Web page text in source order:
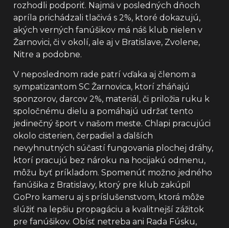
rozhodli podporiť. Najmä v posledných dňoch
apríla prichádzali tlačivá s 2%, ktoré dokazujú,
akých verných fanúšikov má náš klub nielen v
Žarnovici, či v okolí, ale aj v Bratislave, Zvolene,
Nitre a podobne.
V neposlednom rade patrí vďaka aj členom a
sympatizantom SC Žarnovica, ktorí zháňajú
sponzorov, darcov 2%, materiál, či priložia ruku k
spoločnému dielu a pomáhajú udržať tento
jedinečný šport v našom meste. Chlapi pracujúci
okolo cisterien, čerpadiel a ďalších
nevyhnutných súčastí fungovania plochej dráhy,
ktorí pracujú bez nároku na hocijakú odmenu,
môžu byť príkladom. Spomenúť možno jedného
fanúšika z Bratislavy, ktorý pre klub zakúpil
GoPro kameru aj s príslušenstvom, ktorá môže
slúžiť na lepšiu propagáciu a kvalitnejší zážitok
pre fanúšikov. Obísť netreba ani Rada Fúsku,